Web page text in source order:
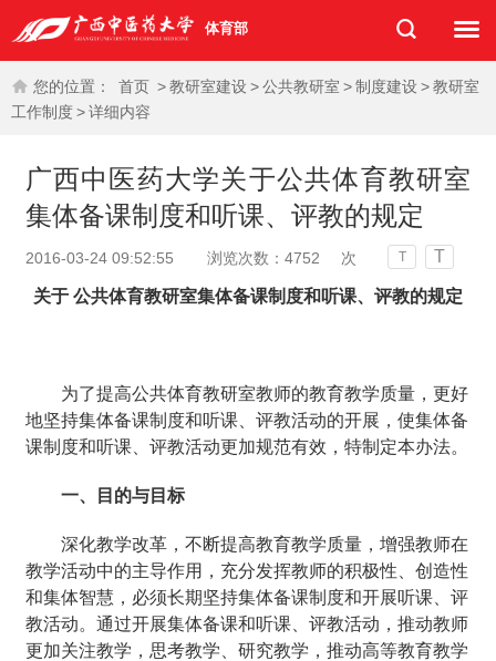
体育部
您的位置： 首页 >教研室建设 >公共教研室 >制度建设 >教研室
工作制度>详细内容
广西中医药大学关于公共体育教研室
集体备课制度和听课、评教的规定
2016-03-24 09:52:55 浏览次数： 4752 次 T T
关于 公共体育教研室集体备课制度和听课、评教的规定
为了提高公共体育教研室教师的教育教学质量，更好
地坚持集体备课制度和听课、评教活动的开展，使集体备
课制度和听课、评教活动更加规范有效，特制定本办法。
一、目的与目标
深化教学改革，不断提高教育教学质量，增强教师在
教学活动中的主导作用，充分发挥教师的积极性、创造性
和集体智慧，必须长期坚持集体备课制度和开展听课、评
教活动。通过开展集体备课和听课、评教活动，推动教师
更加关注教学，思考教学、研究教学，推动高等教育教学